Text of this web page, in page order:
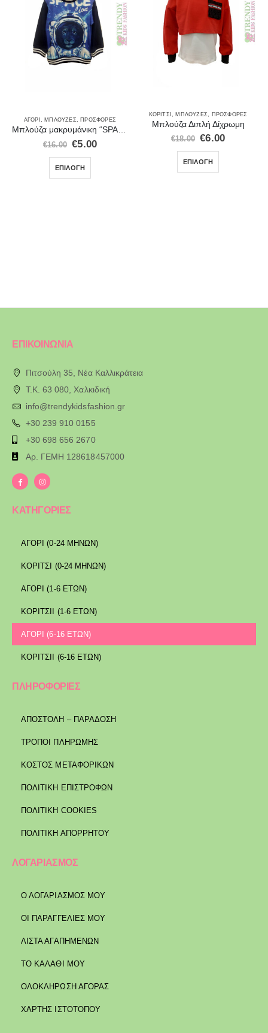
ΑΓΌΡΙ , ΜΠΛΟΎΖΕΣ, ΠΡΟΣΦΟΡΈΣ
Μπλούζα μακρυμάνικη “SPACE” μπλε
€16.00 €5.00
ΕΠΙΛΟΓΉ
ΚΟΡΊΤΣΙ ΜΠΛΟΎΖΕΣ ΠΡΟΣΦΟΡΈΣ
Μπλούζα Διπλή Δίχρωμη
€18.00 €6.00
ΕΠΙΛΟΓΉ
ΕΠΙΚΟΙΝΩΝΙΑ
Πιτσούλη 35, Νέα Καλλικράτεια
T.K. 63 080, Χαλκιδική
info@trendykidsfashion.gr
+30 239 910 0155
+30 698 656 2670
Αρ. ΓΕΜΗ 128618457000
ΚΑΤΗΓΟΡΙΕΣ
ΑΓΟΡΙ (0-24 ΜΗΝΩΝ)
ΚΟΡΙΤΣΙ (0-24 ΜΗΝΩΝ)
ΑΓΟΡΙ (1-6 ΕΤΩΝ)
ΚΟΡΙΤΣΙΙ (1-6 ΕΤΩΝ)
ΑΓΟΡΙ (6-16 ΕΤΩΝ)
ΚΟΡΙΤΣΙΙ (6-16 ΕΤΩΝ)
ΠΛΗΡΟΦΟΡΙΕΣ
ΑΠΟΣΤΟΛΉ – ΠΑΡΆΔΟΣΗ
ΤΡΌΠΟΙ ΠΛΗΡΩΜΉΣ
ΚΌΣΤΟΣ ΜΕΤΑΦΟΡΙΚΏΝ
ΠΟΛΙΤΙΚΉ ΕΠΙΣΤΡΟΦΏΝ
ΠΟΛΙΤΙΚΉ COOKIES
ΠΟΛΙΤΙΚΉ ΑΠΟΡΡΉΤΟΥ
ΛΟΓΑΡΙΑΣΜΟΣ
Ο ΛΟΓΑΡΙΑΣΜΟΣ ΜΟΥ
ΟΙ ΠΑΡΑΓΓΕΛΙΕΣ ΜΟΥ
ΛΙΣΤΑ ΑΓΑΠΗΜΕΝΩΝ
ΤΟ ΚΑΛΑΘΙ ΜΟΥ
ΟΛΟΚΛΗΡΩΣΗ ΑΓΟΡΑΣ
ΧΑΡΤΗΣ ΙΣΤΟΤΟΠΟΥ